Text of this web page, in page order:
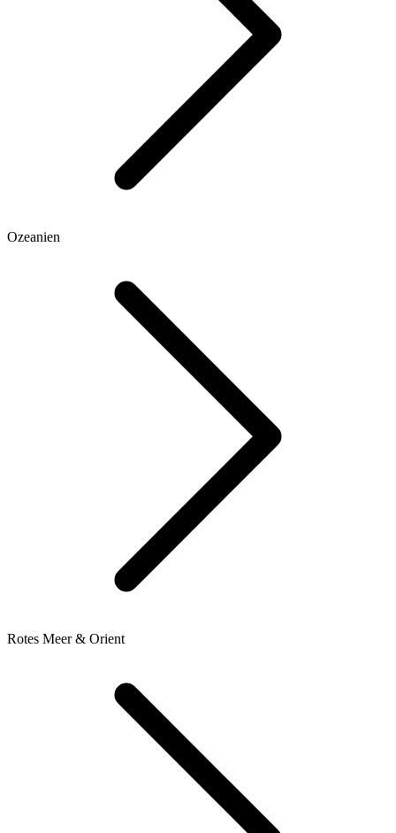
Ozeanien
Rotes Meer & Orient